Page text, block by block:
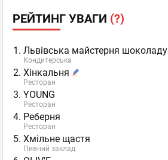
РЕЙТИНГ УВАГИ (?)
Львівська майстерня шоколаду
Кондитерська
Хінкальня
Ресторан
YOUNG
Ресторан
Реберня
Ресторан
Хмільне щастя
Пивний заклад